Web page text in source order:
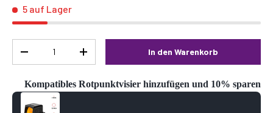
5 auf Lager
-
+ In den Warenkorb
Kompatibles Rotpunktvisier hinzufügen und 10% sparen
Use the Previous and Next buttons to navigate through product